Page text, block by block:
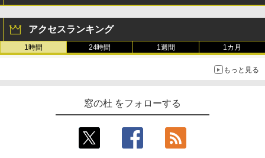
アクセスランキング
1時間 24時間 1週間 1カ月
もっと見る
窓の杜 をフォローする